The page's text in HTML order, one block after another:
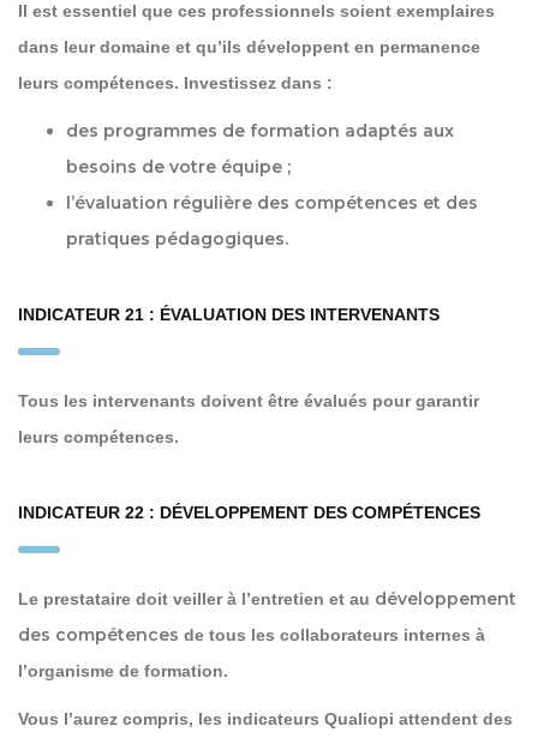
Il est essentiel que ces professionnels soient exemplaires
dans leur domaine et qu’ils développent en permanence
leurs compétences. Investissez dans :
des programmes de formation adaptés aux
besoins de votre équipe ;
l’évaluation régulière des compétences et des
pratiques pédagogiques.
INDICATEUR 21 : ÉVALUATION DES INTERVENANTS
Tous les intervenants doivent être évalués pour garantir
leurs compétences.
INDICATEUR 22 : DÉVELOPPEMENT DES COMPÉTENCES
Le prestataire doit veiller à l’entretien et au développement
des compétences de tous les collaborateurs internes à
l’organisme de formation.
Vous l’aurez compris, les indicateurs Qualiopi attendent des